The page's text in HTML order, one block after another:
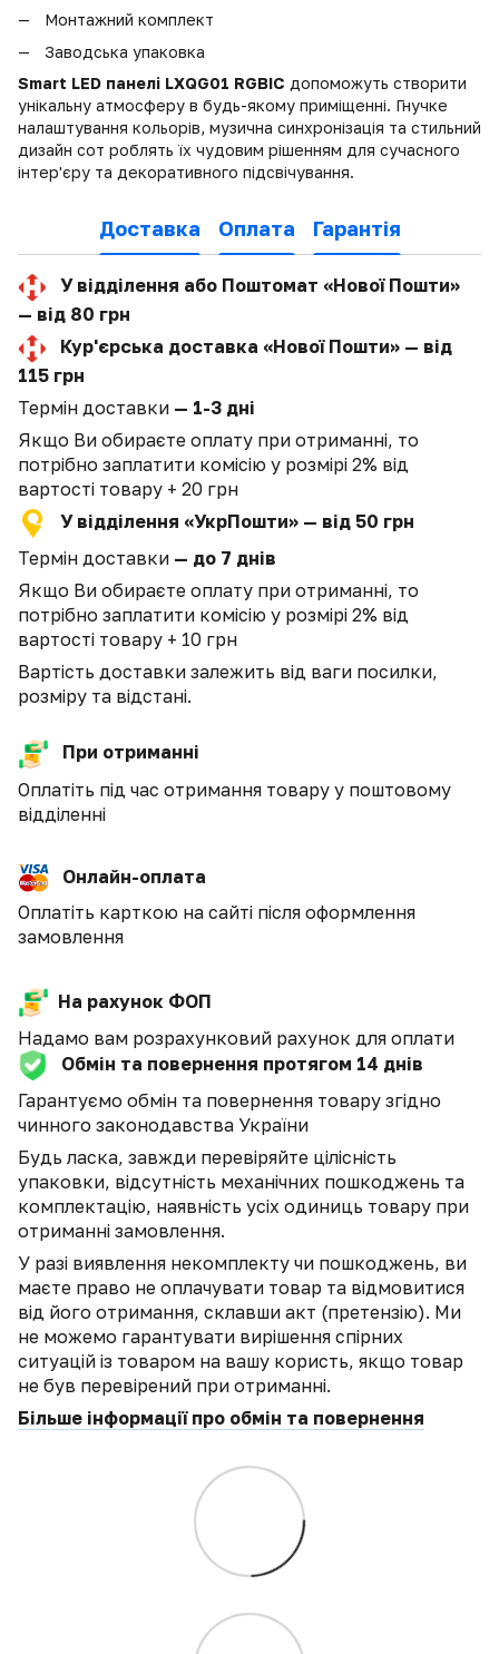
Монтажний комплект
Заводська упаковка
Smart LED панелі LXQG01 RGBIC допоможуть створити
унікальну атмосферу в будь-якому приміщенні. Гнучке
налаштування кольорів, музична синхронізація та стильний
дизайн сот роблять їх чудовим рішенням для сучасного
інтер'єру та декоративного підсвічування.
Доставка Оплата Гарантія
У відділення або Поштомат «Нової Пошти»
— від 80 грн
Кур'єрська доставка «Нової Пошти» — від
115 грн
Термін доставки — 1-3 дні
Якщо Ви обираєте оплату при отриманні, то
потрібно заплатити комісію у розмірі 2% від
вартості товару + 20 грн
У відділення «УкрПошти» — від 50 грн
Термін доставки — до 7 днів
Якщо Ви обираєте оплату при отриманні, то
потрібно заплатити комісію у розмірі 2% від
вартості товару + 10 грн
Вартість доставки залежить від ваги посилки,
розміру та відстані.
При отриманні
Оплатіть під час отримання товару у поштовому
відділенні
Онлайн-оплата
Оплатіть карткою на сайті після оформлення
замовлення
На рахунок ФОП
Надамо вам розрахунковий рахунок для оплати
Обмін та повернення протягом 14 днів
Гарантуємо обмін та повернення товару згідно
чинного законодавства України
Будь ласка, завжди перевіряйте цілісність
упаковки, відсутність механічних пошкоджень та
комплектацію, наявність усіх одиниць товару при
отриманні замовлення.
У разі виявлення некомплекту чи пошкоджень, ви
маєте право не оплачувати товар та відмовитися
від його отримання, склавши акт (претензію). Ми
не можемо гарантувати вирішення спірних
ситуацій із товаром на вашу користь, якщо товар
не був перевірений при отриманні.
Більше інформації про обмін та повернення